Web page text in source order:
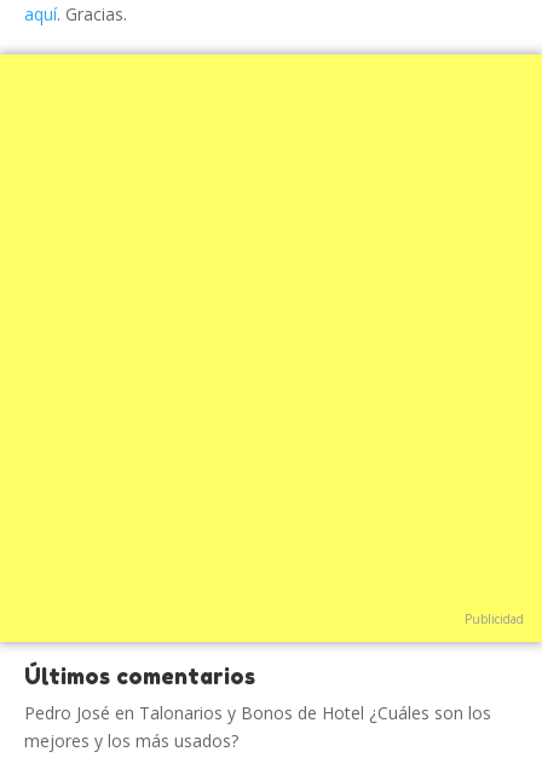
aquí. Gracias.
Publicidad
Últimos comentarios
Pedro José en Talonarios y Bonos de Hotel ¿Cuáles son los
mejores y los más usados?